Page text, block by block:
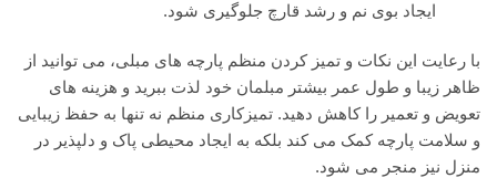
ایجاد بوی نم و رشد قارچ جلوگیری شود.
با رعایت این نکات و تمیز کردن منظم پارچه های مبلی، می توانید از
ظاهر زیبا و طول عمر بیشتر مبلمان خود لذت ببرید و هزینه های
تعویض و تعمیر را کاهش دهید. تمیزکاری منظم نه تنها به حفظ زیبایی
و سلامت پارچه کمک می کند بلکه به ایجاد محیطی پاک و دلپذیر در
منزل نیز منجر می شود.